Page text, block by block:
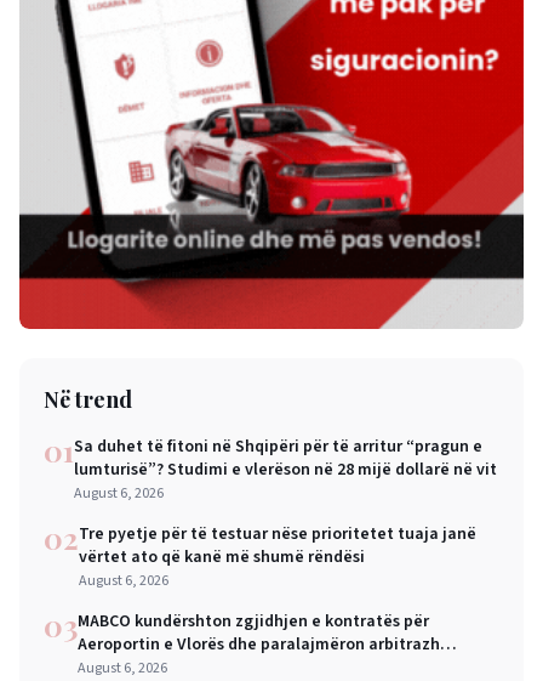
Në trend
01Sa duhet të fitoni në Shqipëri për të arritur “pragun e
lumturisë”? Studimi e vlerëson në 28 mijë dollarë në vit
August 6, 2026
02Tre pyetje për të testuar nëse prioritetet tuaja janë
vërtet ato që kanë më shumë rëndësi
August 6, 2026
03MABCO kundërshton zgjidhjen e kontratës për
Aeroportin e Vlorës dhe paralajmëron arbitrazh
ndërkombëtar
August 6, 2026